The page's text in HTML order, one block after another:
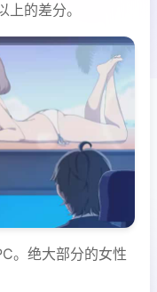
的差分。
。绝大部分的女性